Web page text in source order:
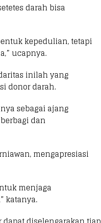
darah bisa
kepedulian, tetapi
ucapnya.
inilah yang
donor darah.
sebagai ajang
dan
mengapresiasi
menjaga
katanya.